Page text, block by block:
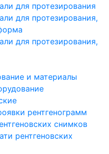
для протезирования
для протезирования,
для протезирования,
и материалы
рентгенограмм
снимков
рентгеновских